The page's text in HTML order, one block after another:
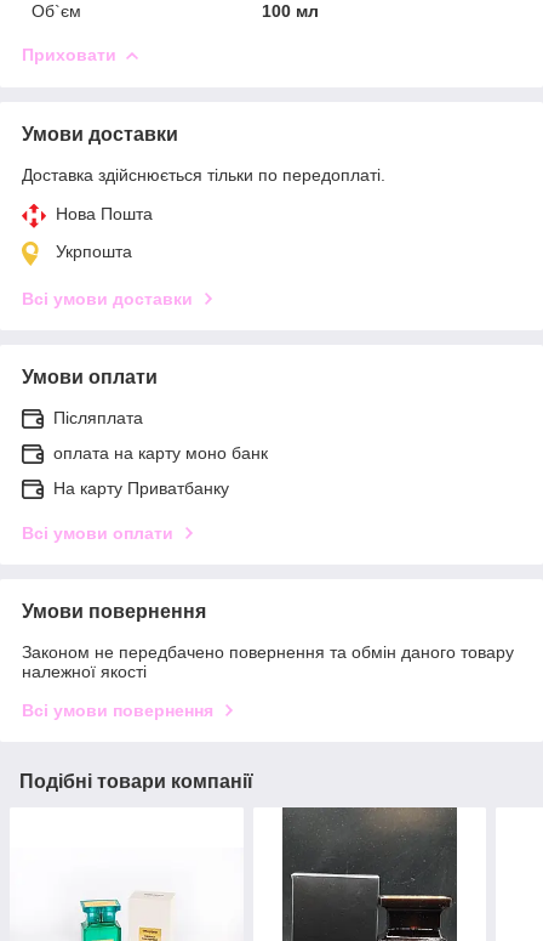
Об`єм
100 мл
Приховати
Умови доставки
Доставка здійснюється тільки по передоплаті.
Нова Пошта
Укрпошта
Всі умови доставки
Умови оплати
Післяплата
оплата на карту моно банк
На карту Приватбанку
Всі умови оплати
Умови повернення
Законом не передбачено повернення та обмін даного товару
належної якості
Всі умови повернення
Подібні товари компанії